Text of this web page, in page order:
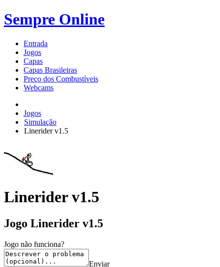
Sempre Online
Entrada
Jogos
Capas
Capas Brasileiras
Preço dos Combustíveis
Webcams
Jogos
Simulação
Linerider v1.5
Linerider v1.5
Jogo Linerider v1.5
Jogo não funciona?
Enviar